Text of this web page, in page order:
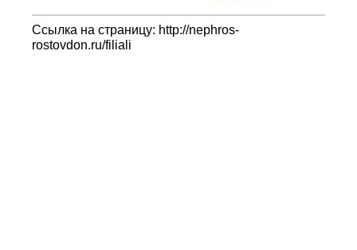
Ссылка на страницу: http://nephros-
rostovdon.ru/filiali